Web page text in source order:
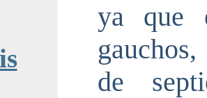
ya que
de